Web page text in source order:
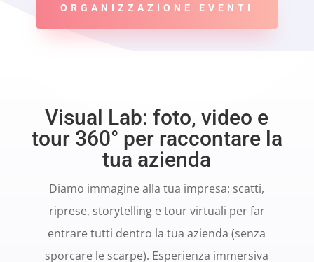
ORGANIZZAZIONE EVENTI
Visual Lab: foto, video e
tour 360° per raccontare la
tua azienda
Diamo immagine alla tua impresa: scatti,
riprese, storytelling e tour virtuali per far
entrare tutti dentro la tua azienda (senza
sporcare le scarpe). Esperienza immersiva